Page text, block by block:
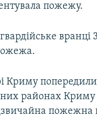
пожежу.
вранці
Криму
районах Криму
пожежна